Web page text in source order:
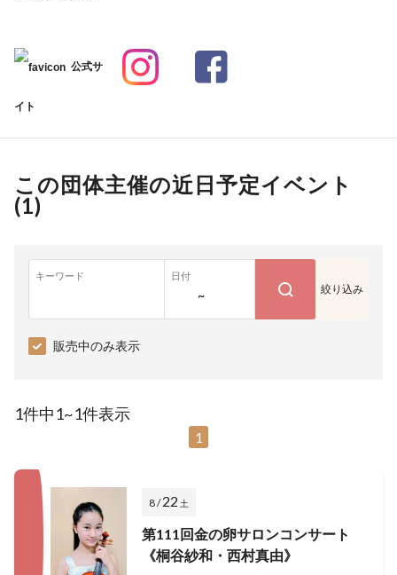
公式サ
イト
この団体主催の近日予定イベント
(1)
キーワード 日付
~ 絞り込み
販売中のみ表示
1件中1~1件表示
1
8 /22 土
第111回金の卵サロンコンサート
《桐谷紗和・西村真由》